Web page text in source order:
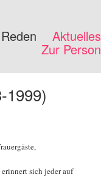
Aktuelles
Zur Person
1999)
sich jeder auf